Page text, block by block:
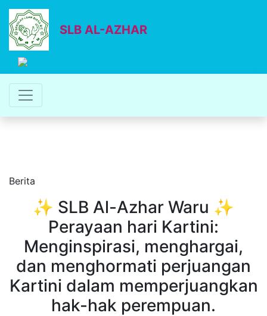
SLB AL-AZHAR
Berita
✨ SLB Al-Azhar Waru ✨
Perayaan hari Kartini:
Menginspirasi, menghargai,
dan menghormati perjuangan
Kartini dalam memperjuangkan
hak-hak perempuan.